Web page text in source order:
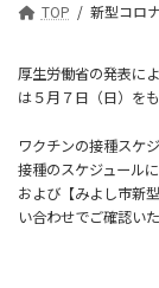
TOP 新型コロ
厚生労働省の発表に
は５月７日（日）を
ワクチンの接種スケ
接種のスケジュール
および【みよし市新
い合わせでご確認いた